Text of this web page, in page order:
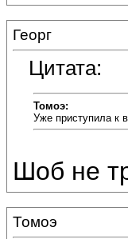
Георг
Цитата:
Томоэ:
Уже приступила к
Шоб не
Томоэ